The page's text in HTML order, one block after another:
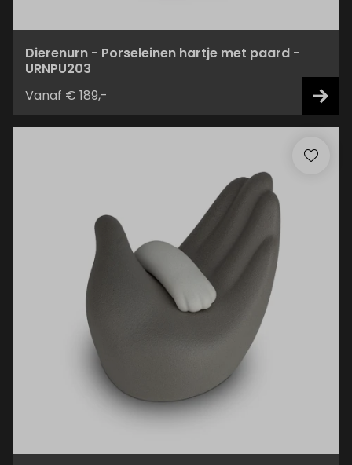
Dierenurn - Porseleinen hartje met paard -
URNPU203
Vanaf € 189,-